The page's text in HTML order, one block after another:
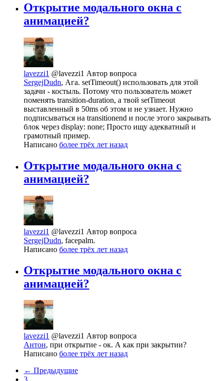
Открытие модального окна с
анимацией?
lavezzi1 @lavezzi1 Автор вопроса
SergejDudn, Ага. setTimeout() использовать для этой
задачи - костыль. Потому что пользователь может
поменять transition-duration, а твой setTimeout
выставленный в 50ms об этом и не узнает. Нужно
подписываться на transitionend и после этого закрывать
блок через display: none; Просто ищу адекватный и
грамотный пример.
Написано более трёх лет назад
Открытие модального окна с
анимацией?
lavezzi1 @lavezzi1 Автор вопроса
SergejDudn, facepalm.
Написано более трёх лет назад
Открытие модального окна с
анимацией?
lavezzi1 @lavezzi1 Автор вопроса
Антон, при открытие - ок. А как при закрытии?
Написано более трёх лет назад
← Предыдущие